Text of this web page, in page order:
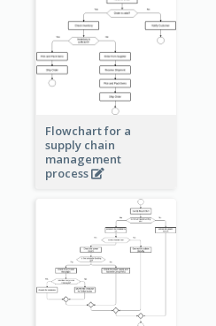
Flowchart for a
supply chain
management
process